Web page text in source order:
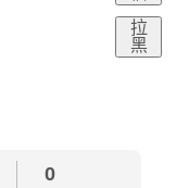
拉
黑
0